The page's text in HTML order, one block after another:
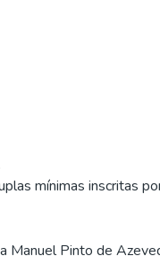
mínimas inscritas
Pinto de